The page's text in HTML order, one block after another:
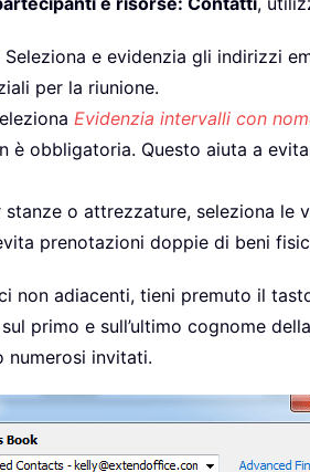
Seleziona e evidenzia gli indirizzi
per la riunione.
Evidenzia intervalli con
è obbligatoria. Questo aiuta a
stanze o attrezzature, seleziona le
prenotazioni doppie di beni
non adiacenti, tieni premuto il
primo e sull’ultimo cognome
numerosi invitati.